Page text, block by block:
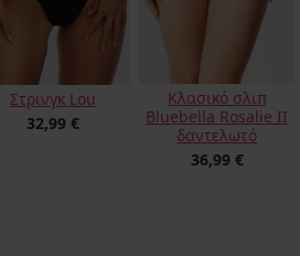
Στρινγκ Lou
32,99 €
Κλασικό σλιπ
Bluebella Rosalie II
δαντελωτό
36,99 €